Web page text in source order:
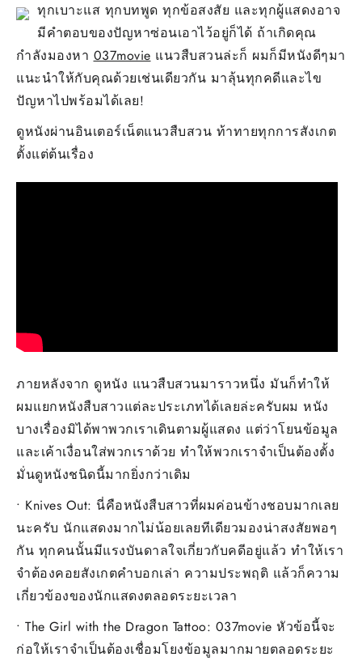
ทุกเบาะแส ทุกบทพูด ทุกข้อสงสัย และทุกผู้แสดงอาจ
มีคำตอบของปัญหาซ่อนเอาไว้อยู่ก็ได้ ถ้าเกิดคุณ
กำลังมองหา 037movie แนวสืบสวนล่ะก็ ผมก็มีหนังดีๆมา
แนะนำให้กับคุณด้วยเช่นเดียวกัน มาลุ้นทุกคดีและไข
ปัญหาไปพร้อมได้เลย!
ดูหนังผ่านอินเตอร์เน็ตแนวสืบสวน ท้าทายทุกการสังเกต
ตั้งแต่ต้นเรื่อง
ภายหลังจาก ดูหนัง แนวสืบสวนมาราวหนึ่ง มันก็ทำให้
ผมแยกหนังสืบสาวแต่ละประเภทได้เลยล่ะครับผม หนัง
บางเรื่องมิได้พาพวกเราเดินตามผู้แสดง แต่ว่าโยนข้อมูล
และเค้าเงื่อนใส่พวกเราด้วย ทำให้พวกเราจำเป็นต้องตั้ง
มั่นดูหนังชนิดนี้มากยิ่งกว่าเดิม
• Knives Out: นี่คือหนังสืบสาวที่ผมค่อนข้างชอบมากเลย
นะครับ นักแสดงมากไม่น้อยเลยทีเดียวมองน่าสงสัยพอๆ
กัน ทุกคนนั้นมีแรงบันดาลใจเกี่ยวกับคดีอยู่แล้ว ทำให้เรา
จำต้องคอยสังเกตคำบอกเล่า ความประพฤติ แล้วก็ความ
เกี่ยวข้องของนักแสดงตลอดระยะเวลา
• The Girl with the Dragon Tattoo: 037movie หัวข้อนี้จะ
ก่อให้เราจำเป็นต้องเชื่อมโยงข้อมูลมากมายตลอดระยะ